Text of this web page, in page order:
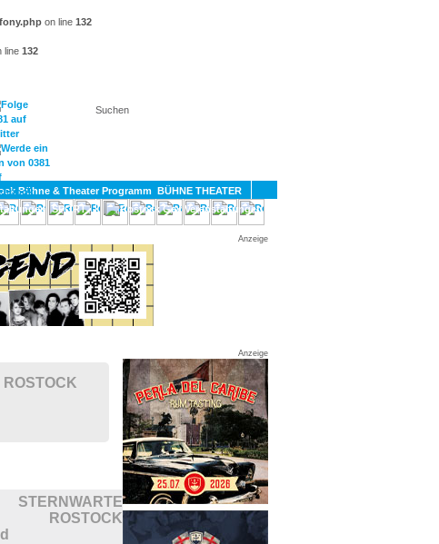
on line 132
line 132
BÜHNE THEATER
SPORT
GAY
Anzeige
Anzeige
STERNWARTE
ROSTOCK